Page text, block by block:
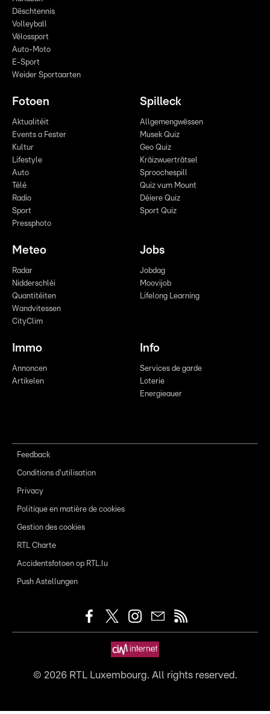
Dëschtennis
Volleyball
Vëlossport
Auto-Moto
E-Sport
Weider Sportaarten
Fotoen
Aktualitéit
Events a Fester
Kultur
Lifestyle
Auto
Télé
Radio
Sport
Pressphoto
Spilleck
Allgemengwëssen
Musek Quiz
Geo Quiz
Kräizwuerträtsel
Sproochespill
Quiz vum Mount
Déiere Quiz
Sport Quiz
Meteo
Radar
Nidderschléi
Quantitéiten
Wandvitessen
CityClim
Jobs
Jobdag
Moovijob
Lifelong Learning
Immo
Annoncen
Artikelen
Info
Services de garde
Loterie
Energieauer
Feedback
Conditions d'utilisation
Privacy
Politique en matière de cookies
Gestion des cookies
RTL Charte
Accidentsfotoen op RTL.lu
Push Astellungen
© 2026RTL Luxembourg. All rights reserved.